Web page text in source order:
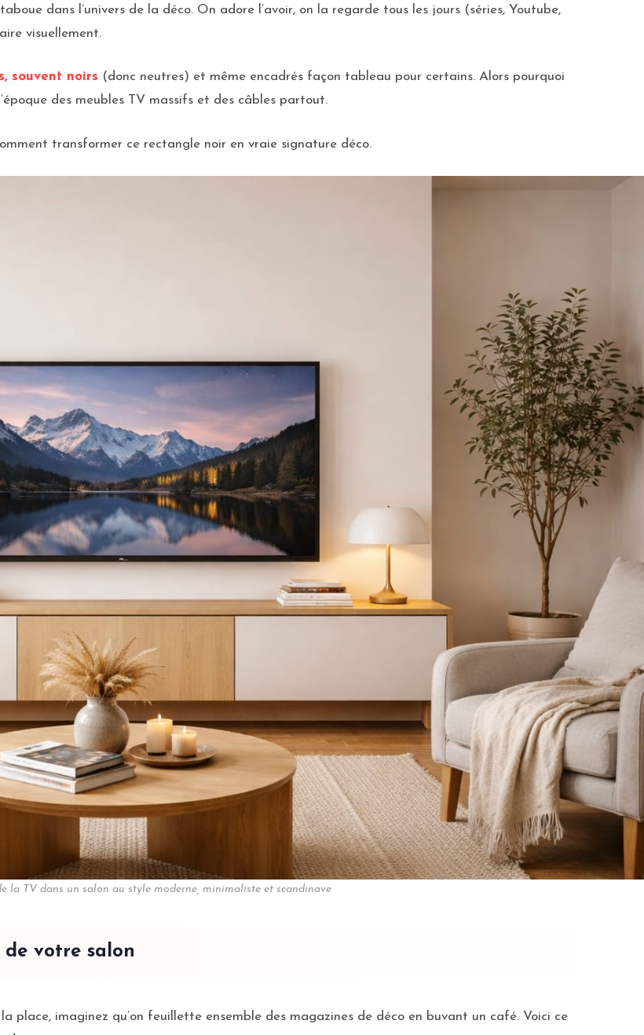
dans l’univers de la déco. On adore l’avoir, on la regarde tous les jours (séries, Youtube,
visuellement.
souvent noirs (donc neutres) et même encadrés façon tableau pour certains. Alors pourquoi
des meubles TV massifs et des câbles partout.
transformer ce rectangle noir en vraie signature déco.
la TV dans un salon au style moderne, minimaliste et scandinave
de votre salon
place, imaginez qu’on feuillette ensemble des magazines de déco en buvant un café. Voici ce